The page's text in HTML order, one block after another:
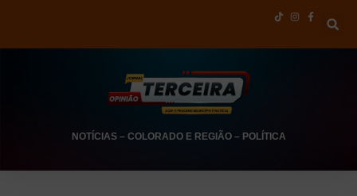
NOTÍCIAS– COLORADO E REGIÃO– POLÍTICA